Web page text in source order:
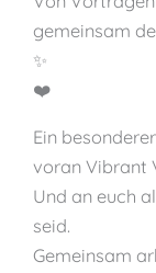
gemeinsam
✨
❤️
Ein
voran Vibrant
Und an euch
seid.
Gemeinsam